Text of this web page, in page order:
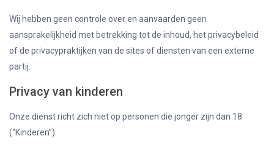
Wij hebben geen controle over en aanvaarden geen
aansprakelijkheid met betrekking tot de inhoud, het privacybeleid
of de privacypraktijken van de sites of diensten van een externe
partij.
Privacy van kinderen
Onze dienst richt zich niet op personen die jonger zijn dan 18
(“Kinderen”).